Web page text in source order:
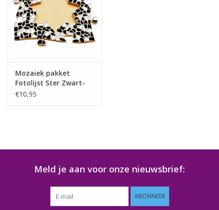
Mozaiek pakket
Fotolijst Ster Zwart-
Wit
€10,95
Meld je aan voor onze nieuwsbrief:
ABONNEER